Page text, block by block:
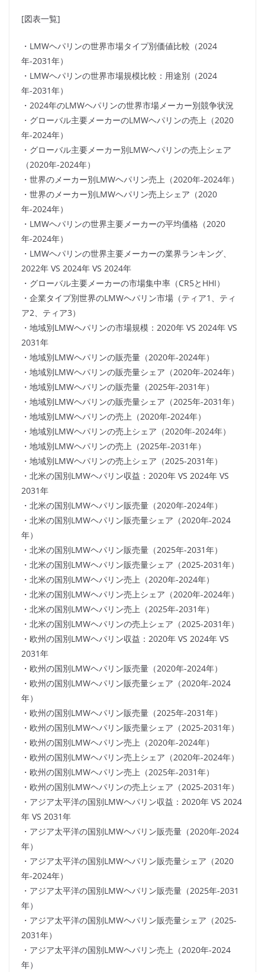
[図表一覧]
・LMWヘパリンの世界市場タイプ別価値比較（2024
年-2031年）
・LMWヘパリンの世界市場規模比較：用途別（2024
年-2031年）
・2024年のLMWヘパリンの世界市場メーカー別競争状況
・グローバル主要メーカーのLMWヘパリンの売上（2020
年-2024年）
・グローバル主要メーカー別LMWヘパリンの売上シェア
（2020年-2024年）
・世界のメーカー別LMWヘパリン売上（2020年-2024年）
・世界のメーカー別LMWヘパリン売上シェア（2020
年-2024年）
・LMWヘパリンの世界主要メーカーの平均価格（2020
年-2024年）
・LMWヘパリンの世界主要メーカーの業界ランキング、
2022年 VS 2024年 VS 2024年
・グローバル主要メーカーの市場集中率（CR5とHHI）
・企業タイプ別世界のLMWヘパリン市場（ティア1、ティ
ア2、ティア3）
・地域別LMWヘパリンの市場規模：2020年 VS 2024年 VS
2031年
・地域別LMWヘパリンの販売量（2020年-2024年）
・地域別LMWヘパリンの販売量シェア（2020年-2024年）
・地域別LMWヘパリンの販売量（2025年-2031年）
・地域別LMWヘパリンの販売量シェア（2025年-2031年）
・地域別LMWヘパリンの売上（2020年-2024年）
・地域別LMWヘパリンの売上シェア（2020年-2024年）
・地域別LMWヘパリンの売上（2025年-2031年）
・地域別LMWヘパリンの売上シェア（2025-2031年）
・北米の国別LMWヘパリン収益：2020年 VS 2024年 VS
2031年
・北米の国別LMWヘパリン販売量（2020年-2024年）
・北米の国別LMWヘパリン販売量シェア（2020年-2024
年）
・北米の国別LMWヘパリン販売量（2025年-2031年）
・北米の国別LMWヘパリン販売量シェア（2025-2031年）
・北米の国別LMWヘパリン売上（2020年-2024年）
・北米の国別LMWヘパリン売上シェア（2020年-2024年）
・北米の国別LMWヘパリン売上（2025年-2031年）
・北米の国別LMWヘパリンの売上シェア（2025-2031年）
・欧州の国別LMWヘパリン収益：2020年 VS 2024年 VS
2031年
・欧州の国別LMWヘパリン販売量（2020年-2024年）
・欧州の国別LMWヘパリン販売量シェア（2020年-2024
年）
・欧州の国別LMWヘパリン販売量（2025年-2031年）
・欧州の国別LMWヘパリン販売量シェア（2025-2031年）
・欧州の国別LMWヘパリン売上（2020年-2024年）
・欧州の国別LMWヘパリン売上シェア（2020年-2024年）
・欧州の国別LMWヘパリン売上（2025年-2031年）
・欧州の国別LMWヘパリンの売上シェア（2025-2031年）
・アジア太平洋の国別LMWヘパリン収益：2020年 VS 2024
年 VS 2031年
・アジア太平洋の国別LMWヘパリン販売量（2020年-2024
年）
・アジア太平洋の国別LMWヘパリン販売量シェア（2020
年-2024年）
・アジア太平洋の国別LMWヘパリン販売量（2025年-2031
年）
・アジア太平洋の国別LMWヘパリン販売量シェア（2025-
2031年）
・アジア太平洋の国別LMWヘパリン売上（2020年-2024
年）